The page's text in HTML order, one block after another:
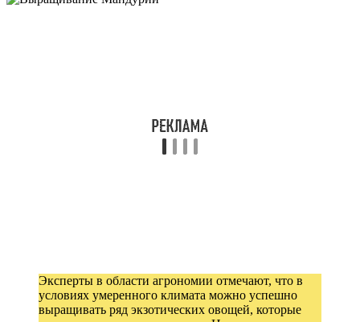
Эксперты в области агрономии отмечают, что в
условиях умеренного климата можно успешно
выращивать ряд экзотических овощей, которые